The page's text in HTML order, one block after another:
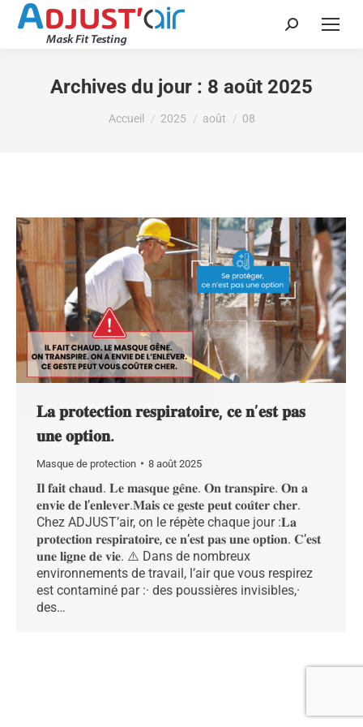
Recherche
Archives du jour : 8 août 2025
Accueil 2025 août 08
𝐋𝐚 𝐩𝐫𝐨𝐭𝐞𝐜𝐭𝐢𝐨𝐧 𝐫𝐞𝐬𝐩𝐢𝐫𝐚𝐭𝐨𝐢𝐫𝐞, 𝐜𝐞 𝐧’𝐞𝐬𝐭 𝐩𝐚𝐬
𝐮𝐧𝐞 𝐨𝐩𝐭𝐢𝐨𝐧.
Masque de protection 8 août 2025
𝐈𝐥 𝐟𝐚𝐢𝐭 𝐜𝐡𝐚𝐮𝐝. 𝐋𝐞 𝐦𝐚𝐬𝐪𝐮𝐞 𝐠𝐞̂𝐧𝐞. 𝐎𝐧 𝐭𝐫𝐚𝐧𝐬𝐩𝐢𝐫𝐞. 𝐎𝐧 𝐚
𝐞𝐧𝐯𝐢𝐞 𝐝𝐞 𝐥’𝐞𝐧𝐥𝐞𝐯𝐞𝐫.𝐌𝐚𝐢𝐬 𝐜𝐞 𝐠𝐞𝐬𝐭𝐞 𝐩𝐞𝐮𝐭 𝐜𝐨𝐮̂𝐭𝐞𝐫 𝐜𝐡𝐞𝐫.
Chez ADJUST’air, on le répète chaque jour :𝐋𝐚
𝐩𝐫𝐨𝐭𝐞𝐜𝐭𝐢𝐨𝐧 𝐫𝐞𝐬𝐩𝐢𝐫𝐚𝐭𝐨𝐢𝐫𝐞, 𝐜𝐞 𝐧’𝐞𝐬𝐭 𝐩𝐚𝐬 𝐮𝐧𝐞 𝐨𝐩𝐭𝐢𝐨𝐧. 𝐂’𝐞𝐬𝐭
𝐮𝐧𝐞 𝐥𝐢𝐠𝐧𝐞 𝐝𝐞 𝐯𝐢𝐞. ⚠️ Dans de nombreux
environnements de travail, l’air que vous respirez
est contaminé par :· des poussières invisibles,·
des…